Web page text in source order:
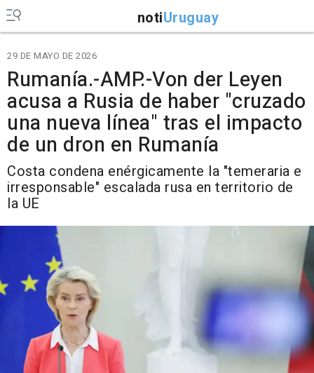
notiUruguay
29 DE MAYO DE 2026
Rumanía.-AMP.-Von der Leyen
acusa a Rusia de haber "cruzado
una nueva línea" tras el impacto
de un dron en Rumanía
Costa condena enérgicamente la "temeraria e
irresponsable" escalada rusa en territorio de
la UE